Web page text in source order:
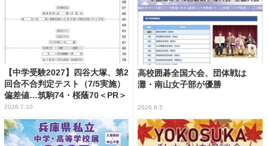
【中学受験2027】四谷大塚、第2
回合不合判定テスト（7/5実施）
偏差値…筑駒74・桜蔭70＜PR＞
2026.7.10
高校囲碁全国大会、団体戦は
灘・南山女子部が優勝
2026.8.5